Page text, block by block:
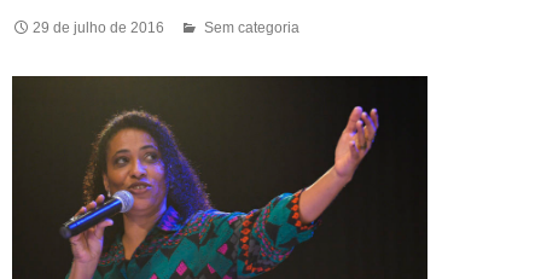
29 de julho de 2016 Sem categoria